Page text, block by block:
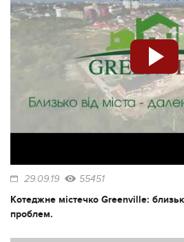
29.09.19 55451
Котеджне містечко Greenville:
проблем.